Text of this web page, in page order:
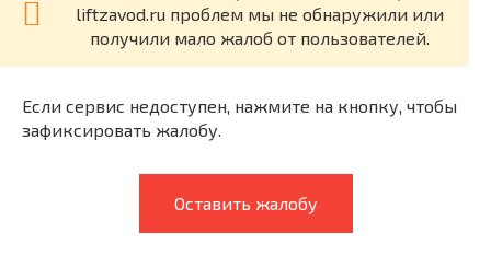
liftzavod.ru проблем мы не обнаружили или
получили мало жалоб от пользователей.
Если сервис недоступен, нажмите на кнопку, чтобы
зафиксировать жалобу.
Оставить жалобу